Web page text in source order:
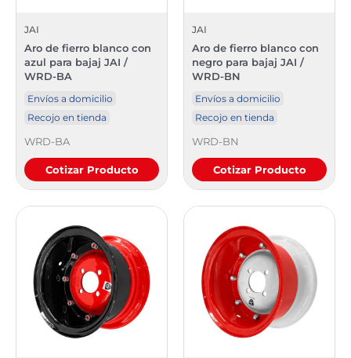
JAI
Aro de fierro blanco con
azul para bajaj JAI /
WRD-BA
Envíos a domicilio
Recojo en tienda
WRD-BA
Cotizar Producto
JAI
Aro de fierro blanco con
negro para bajaj JAI /
WRD-BN
Envíos a domicilio
Recojo en tienda
WRD-BN
Cotizar Producto